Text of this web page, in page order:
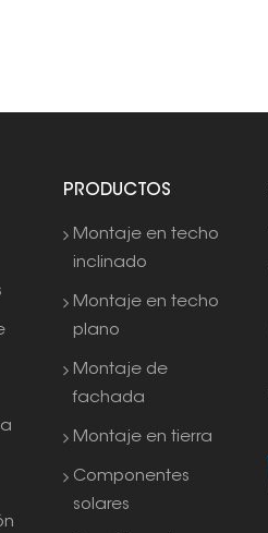
PRODUCTOS
Montaje en techo
inclinado
Montaje en techo
plano
Montaje de
fachada
Montaje en tierra
Componentes
solares